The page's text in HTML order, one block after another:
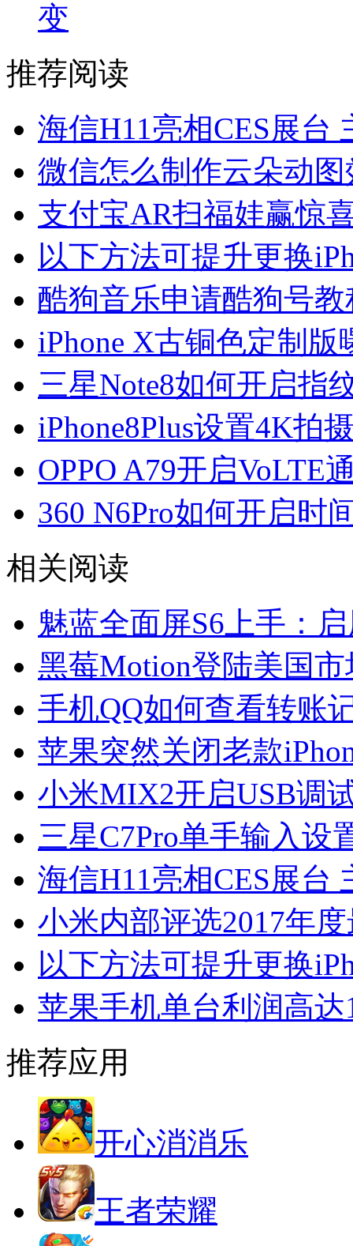
变
推荐阅读
海信H11亮相CES展台
微信怎么制作云朵动图
支付宝AR扫福娃赢惊
以下方法可提升更换
酷狗音乐申请酷狗号教
iPhone X古铜色定制版
三星Note8如何开启指
iPhone8Plus设置4K拍
OPPO A79开启VoLTE
360 N6Pro如何开启时
相关阅读
魅蓝全面屏S6上手：
黑莓Motion登陆美国
手机QQ如何查看转账
苹果突然关闭老款
小米MIX2开启USB调
三星C7Pro单手输入设
海信H11亮相CES展台
小米内部评选2017年
以下方法可提升更换
苹果手机单台利润高
推荐应用
开心消消乐
王者荣耀